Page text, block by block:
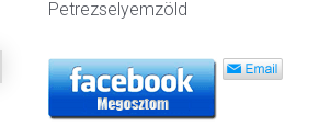
Petrezselyemzöld